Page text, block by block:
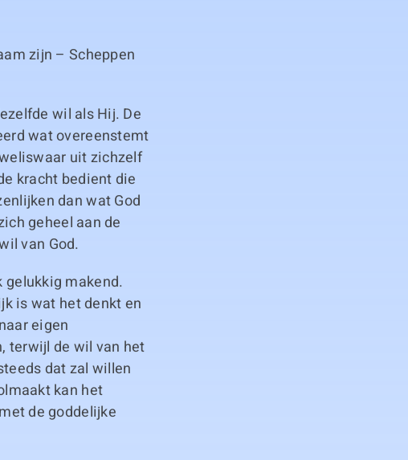
zijn – Scheppen
wil als Hij. De
wat overeenstemt
uit zichzelf
kracht bedient die
dan wat God
geheel aan de
van God.
makend.
is wat het denkt en
eigen
terwijl de wil van het
dat zal willen
kan het
de goddelijke